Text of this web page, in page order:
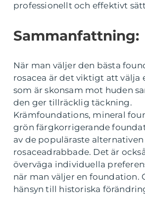
professionellt och effektivt
Sammanfattning:
När man väljer den bästa
rosacea är det viktigt att välja
som är skonsam mot huden
den ger tillräcklig täckning.
Krämfoundations, mineral
grön färgkorrigerande
av de populäraste
rosaceadrabbade. Det är
överväga individuella
när man väljer en foundation.
hänsyn till historiska